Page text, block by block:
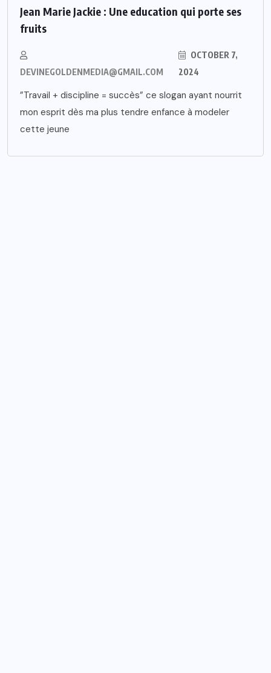
Jean Marie Jackie : Une education qui porte ses
fruits
DEVINEGOLDENMEDIA@GMAIL.COM
OCTOBER 7,
2024
”Travail + discipline = succès” ce slogan ayant nourrit
mon esprit dès ma plus tendre enfance à modeler
cette jeune